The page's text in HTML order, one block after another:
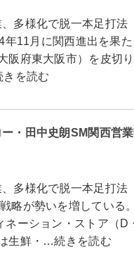
多様化で脱一本足打
11月に関西進出を果
阪府東大阪市）を皮切
を読む
ー・田中史朗SM関西営
多様化で脱一本足打
略が勢いを増している
ネーション・ストア（
生鮮・…続きを読む